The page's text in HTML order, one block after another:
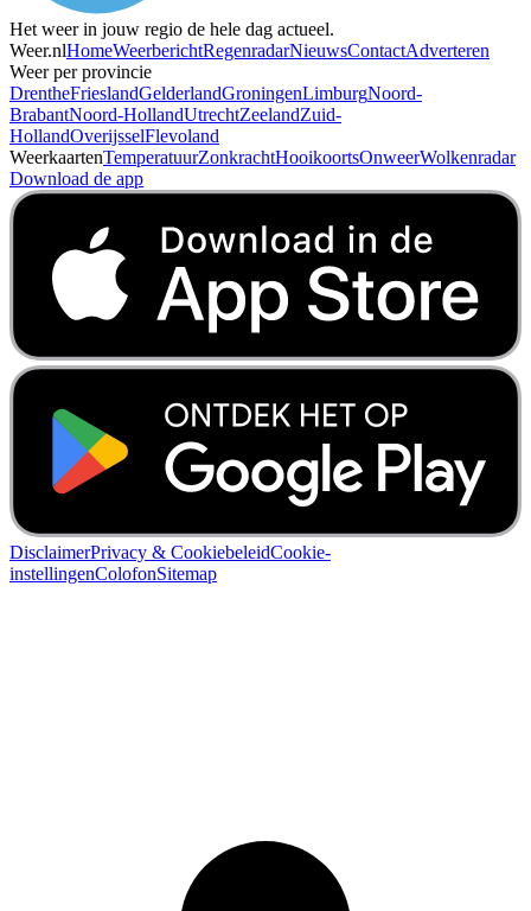
Het weer in jouw regio de hele dag actueel.
Weer.nlHomeWeerberichtRegenradarNieuwsContactAdverteren
Weer per provincie
DrentheFrieslandGelderlandGroningenLimburgNoord-
BrabantNoord-HollandUtrechtZeelandZuid-
HollandOverijsselFlevoland
WeerkaartenTemperatuurZonkrachtHooikoortsOnweerWolkenradar
Download de app
DisclaimerPrivacy & CookiebeleidCookie-
instellingenColofonSitemap